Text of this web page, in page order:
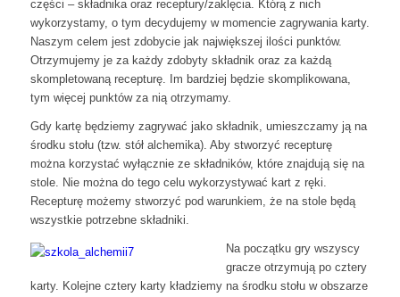
części – składnika oraz receptury/zaklęcia. Którą z nich
wykorzystamy, o tym decydujemy w momencie zagrywania karty.
Naszym celem jest zdobycie jak największej ilości punktów.
Otrzymujemy je za każdy zdobyty składnik oraz za każdą
skompletowaną recepturę. Im bardziej będzie skomplikowana,
tym więcej punktów za nią otrzymamy.
Gdy kartę będziemy zagrywać jako składnik, umieszczamy ją na
środku stołu (tzw. stół alchemika). Aby stworzyć recepturę
można korzystać wyłącznie ze składników, które znajdują się na
stole. Nie można do tego celu wykorzystywać kart z ręki.
Recepturę możemy stworzyć pod warunkiem, że na stole będą
wszystkie potrzebne składniki.
Na początku gry wszyscy
gracze otrzymują po cztery
karty. Kolejne cztery karty kładziemy na środku stołu w obszarze